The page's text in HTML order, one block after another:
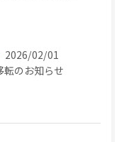
2026/02/01
転のお知らせ